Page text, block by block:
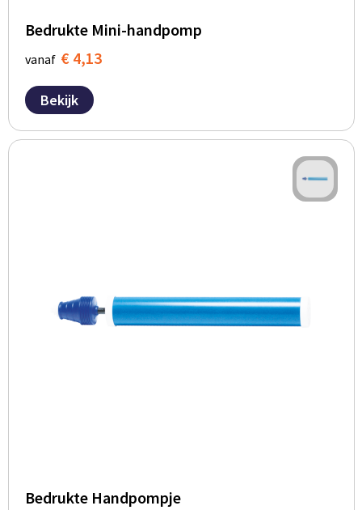
Bedrukte Mini-handpomp
vanaf € 4,13
Bekijk
Bedrukte Handpompje